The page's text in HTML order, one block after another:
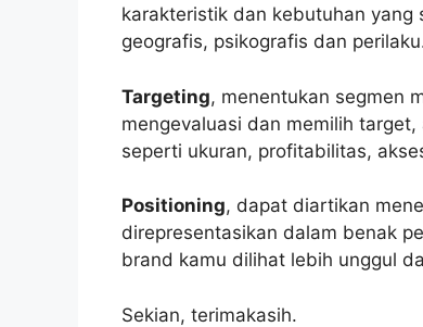
karakteristik dan kebutuhan yang
geografis, psikografis dan
Targeting, menentukan segmen
mengevaluasi dan memilih
seperti ukuran, profitabilitas,
Positioning, dapat diartikan
direpresentasikan dalam benak
brand kamu dilihat lebih unggul
Sekian, terimakasih.